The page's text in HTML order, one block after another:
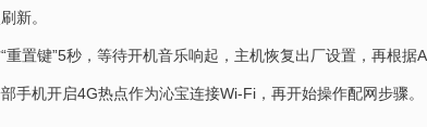
新。
置键”5秒，等待开机音乐响起，主机恢复出厂设置，再根据
手机开启4G热点作为沁宝连接Wi-Fi，再开始操作配网步骤。